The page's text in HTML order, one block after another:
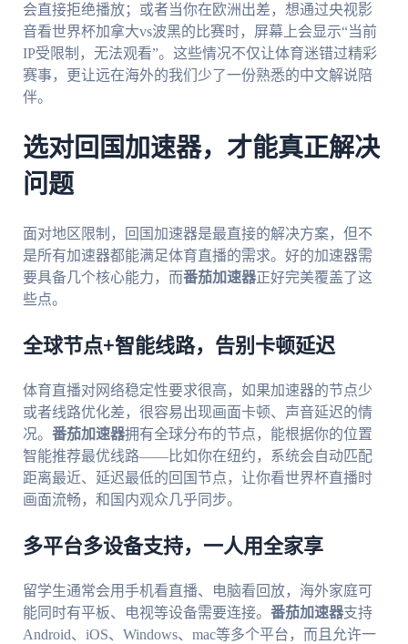
会直接拒绝播放；或者当你在欧洲出差，想通过央视影
音看世界杯加拿大vs波黑的比赛时，屏幕上会显示“当前
IP受限制，无法观看”。这些情况不仅让体育迷错过精彩
赛事，更让远在海外的我们少了一份熟悉的中文解说陪
伴。
选对回国加速器，才能真正解决
问题
面对地区限制，回国加速器是最直接的解决方案，但不
是所有加速器都能满足体育直播的需求。好的加速器需
要具备几个核心能力，而番茄加速器正好完美覆盖了这
些点。
全球节点+智能线路，告别卡顿延迟
体育直播对网络稳定性要求很高，如果加速器的节点少
或者线路优化差，很容易出现画面卡顿、声音延迟的情
况。 番茄加速器拥有全球分布的节点，能根据你的位置
智能推荐最优线路——比如你在纽约，系统会自动匹配
距离最近、延迟最低的回国节点，让你看世界杯直播时
画面流畅，和国内观众几乎同步。
多平台多设备支持，一人用全家享
留学生通常会用手机看直播、电脑看回放，海外家庭可
能同时有平板、电视等设备需要连接。 番茄加速器支持
Android、iOS、Windows、mac等多个平台，而且允许一